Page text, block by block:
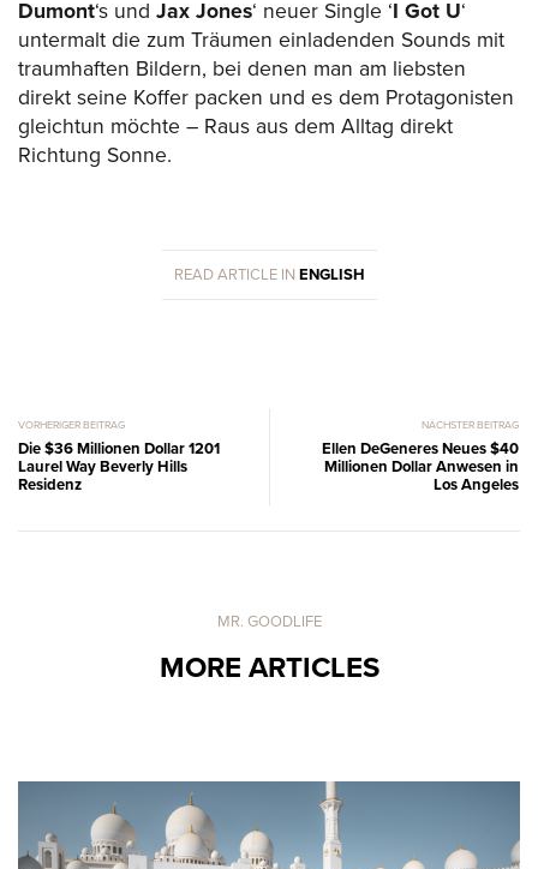
Dumont‘s und Jax Jones‘ neuer Single ‘I Got U‘
untermalt die zum Träumen einladenden Sounds mit
traumhaften Bildern, bei denen man am liebsten
direkt seine Koffer packen und es dem Protagonisten
gleichtun möchte – Raus aus dem Alltag direkt
Richtung Sonne.
READ ARTICLE IN ENGLISH
VORHERIGER BEITRAG
Die $36 Millionen Dollar 1201
Laurel Way Beverly Hills
Residenz
NÄCHSTER BEITRAG
Ellen DeGeneres Neues $40
Millionen Dollar Anwesen in
Los Angeles
MR. GOODLIFE
MORE ARTICLES